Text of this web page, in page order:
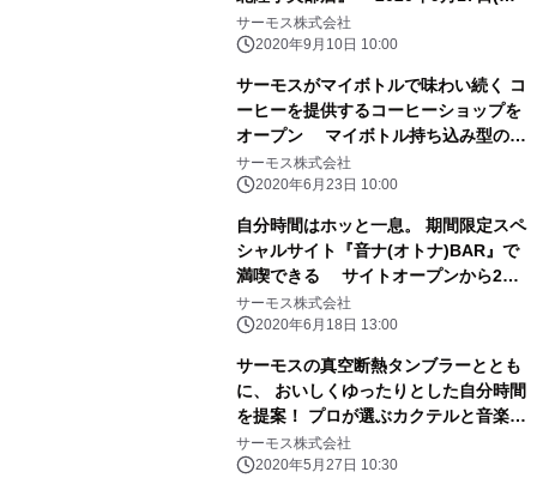
にオープン
サーモス株式会社
2020年9月10日 10:00
サーモスがマイボトルで味わい続く コ
ーヒーを提供するコーヒーショップを
オープン マイボトル持ち込み型のテ
イクアウト専門コーヒーショップ
『THERMOS COFFEE TO GO』グラ
サーモス株式会社
2020年6月23日 10:00
自分時間はホッと一息。 期間限定スペ
シャルサイト『音ナ(オトナ)BAR』で
満喫できる サイトオープンから2週
間の傾向は 「いやされたい」「ぼーっ
としたい」「くつろぎたい」が人気
自分時間をじっくり、おいしく。～ 期
間：2020年7月31日(金)まで
サーモス株式会社
2020年6月18日 13:00
サーモスの真空断熱タンブラーととも
に、 おいしくゆったりとした自分時間
を提案！ プロが選ぶカクテルと音楽を
レコメンド！ 期間限定スペシャルサイ
ト『音ナ(オトナ)BAR』オープン
サーモス株式会社
2020年5月27日 10:30